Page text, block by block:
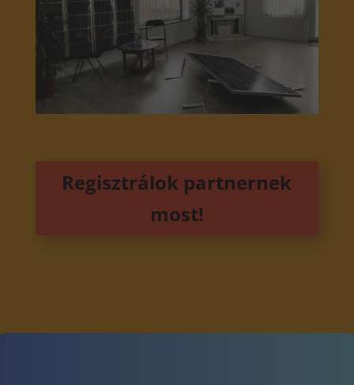
Regisztrálok partnernek
most!